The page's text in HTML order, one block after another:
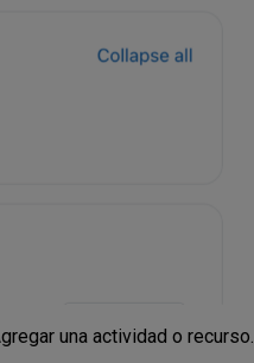
una actividad o recurso.